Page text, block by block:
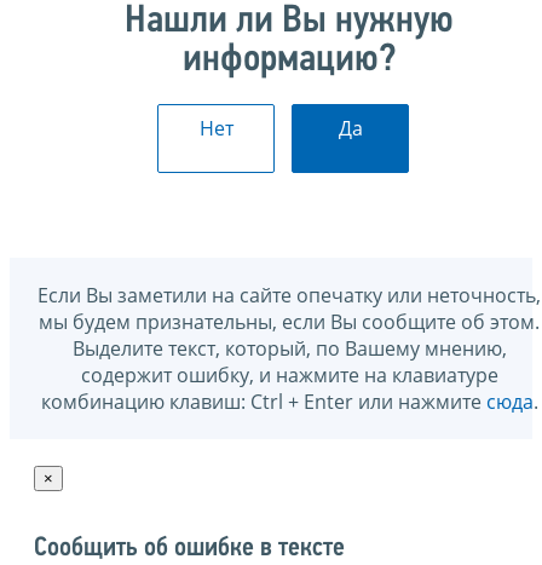
Нашли ли Вы нужную
информацию?
Нет Да
Если Вы заметили на сайте опечатку или неточность,
мы будем признательны, если Вы сообщите об этом.
Выделите текст, который, по Вашему мнению,
содержит ошибку, и нажмите на клавиатуре
комбинацию клавиш: Ctrl + Enter или нажмите сюда.
×
Сообщить об ошибке в тексте